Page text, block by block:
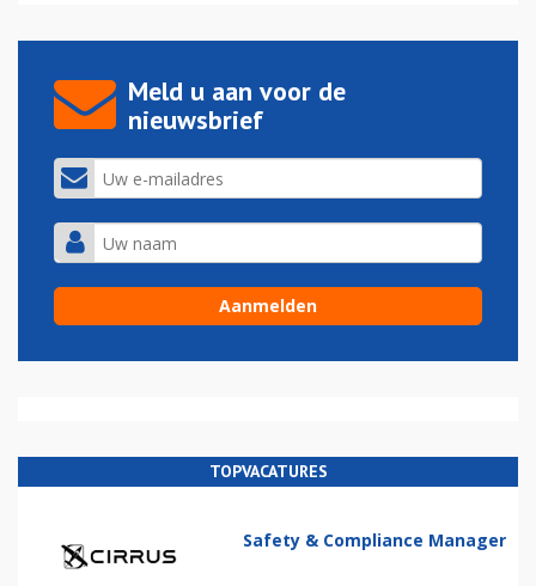
Meld u aan voor de
nieuwsbrief
TOPVACATURES
Safety & Compliance Manager